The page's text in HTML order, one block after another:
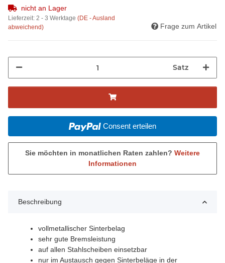
nicht an Lager
Lieferzeit: 2 - 3 Werktage (DE - Ausland
abweichend)
Frage zum Artikel
Satz
Consent erteilen
Sie möchten in monatlichen Raten zahlen? Weitere
Informationen
Beschreibung
vollmetallischer Sinterbelag
sehr gute Bremsleistung
auf allen Stahlscheiben einsetzbar
nur im Austausch gegen Sinterbeläge in der